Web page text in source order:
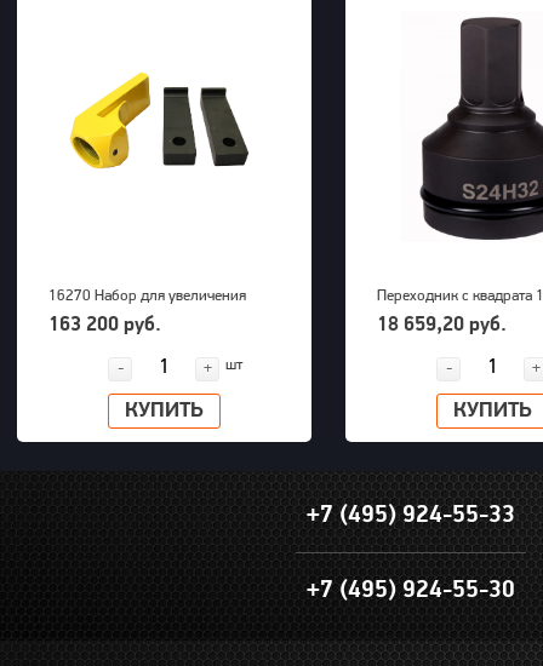
16270 Набор для увеличения
радиуса снятия покрышек для
163 200 руб.
- + шт
КУПИТЬ
Переходник с квадрата
внешний шестигранник
18 659,20 руб.
- +
КУПИТЬ
+7 (495) 924-55-33
+7 (495) 924-55-30